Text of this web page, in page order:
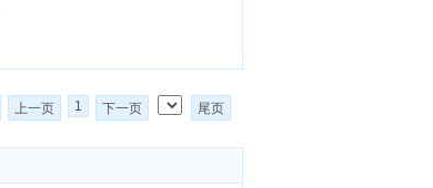
上一页 1 下一页 尾页